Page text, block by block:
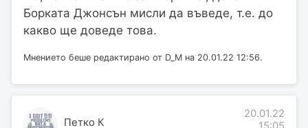
Борката Джонсън мисли да въведе, т.е. до
какво ще доведе това.
Мнението беше редактирано от D_M на 20.01.22 12:56.
Петко К
20.01.22